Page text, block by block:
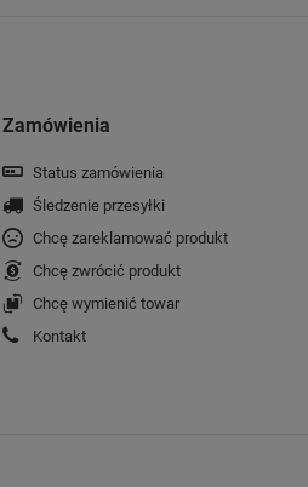
Zamówienia
Status zamówienia
Śledzenie przesyłki
Chcę zareklamować produkt
Chcę zwrócić produkt
Chcę wymienić towar
Kontakt